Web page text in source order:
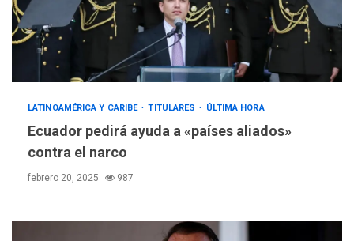
LATINOAMÉRICA Y CARIBE TITULARES ÚLTIMA HORA
Ecuador pedirá ayuda a «países aliados»
contra el narco
febrero 20, 2025 987